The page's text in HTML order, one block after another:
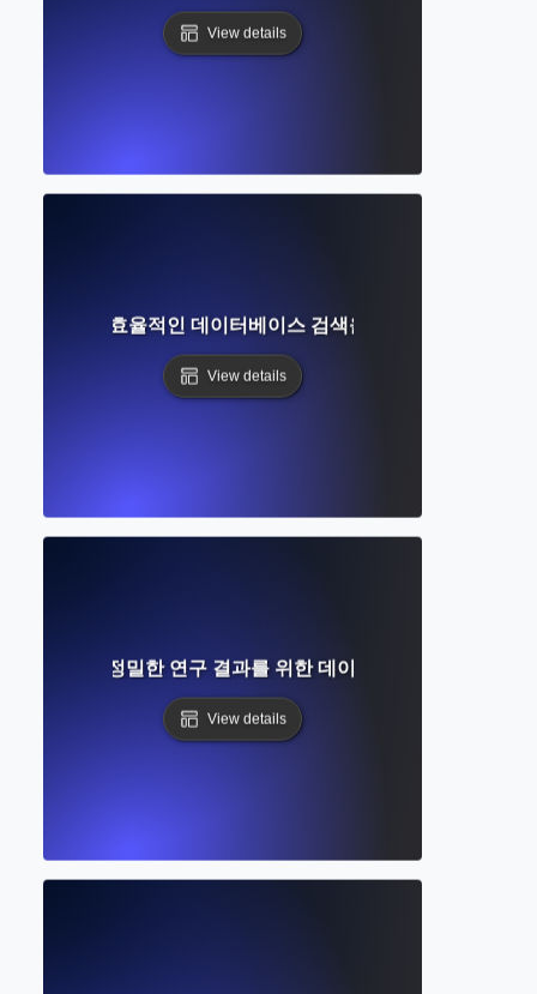
View details
무엇인가? 효율적인 데이터베이스 검색을 계획하고 수행하는
View details
무엇인가? 정밀한 연구 결과를 위한 데이터베이스 도구 마스
View details